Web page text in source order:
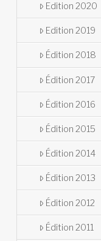
Edition 2020
Edition 2019
Édition 2018
Édition 2017
Édition 2016
Édition 2015
Édition 2014
Édition 2013
Édition 2012
Édition 2011